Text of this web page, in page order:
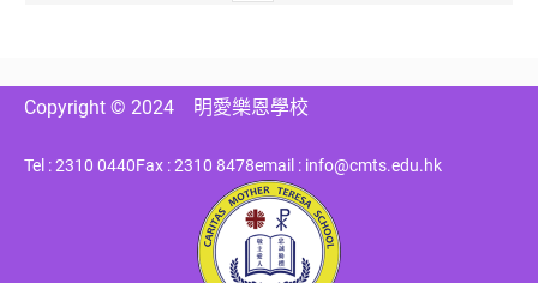
Copyright © 2024 明愛樂恩學校
Tel : 2310 0440Fax : 2310 8478email : info@cmts.edu.hk